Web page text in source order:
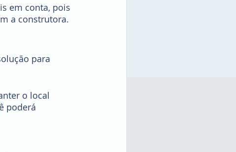
em conta, pois
a construtora.
para
o local
poderá